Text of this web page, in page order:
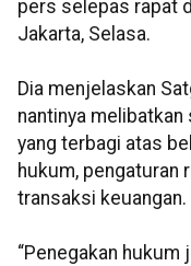
pers selepas rapat
Jakarta, Selasa.
Dia menjelaskan
nantinya
yang terbagi atas
hukum, pengaturan
transaksi keuangan.
“Penegakan hukum